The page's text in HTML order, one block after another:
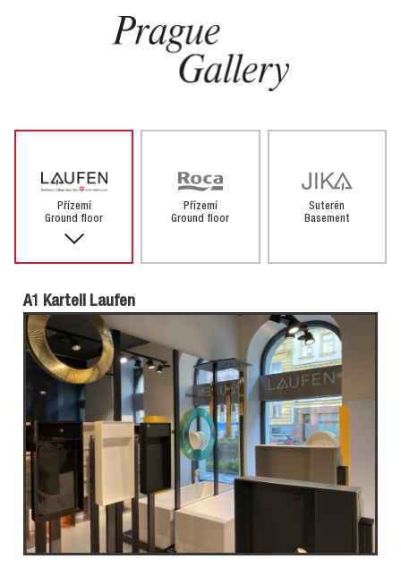
Přízemí
Ground floor
Přízemí
Ground floor
Suterén
Basement
A1 Kartell Laufen